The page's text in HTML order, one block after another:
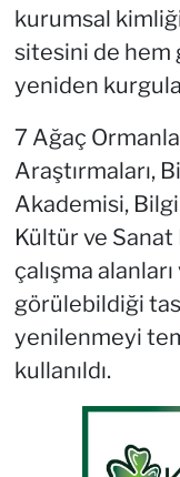
kurumsal
sitesini de hem
yeniden
7 Ağaç
Araştırmaları,
Akademisi,
Kültür ve Sanat
çalışma
görülebildiği
yenilenmeyi
kullanıldı.